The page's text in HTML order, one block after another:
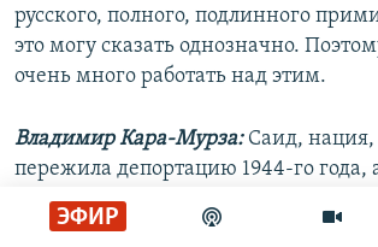
ЭФИР
русского, полного, подлинного
это могу сказать однозначно.
очень много работать над этим.
Владимир Кара-Мурза: Саид, нация,
пережила депортацию 1944-го года,
двух чеченских войн, – в ней
врага из советской, а впоследствии